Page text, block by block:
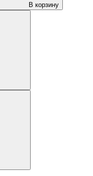
В корзину